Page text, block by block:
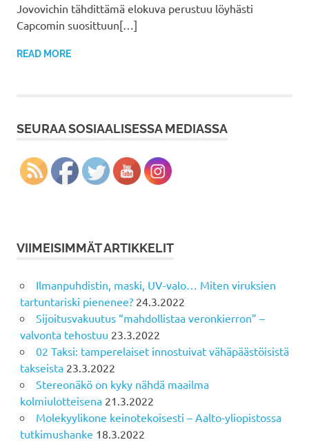
Jovovichin tähdittämä elokuva perustuu löyhästi
Capcomin suosittuun[…]
READ MORE
SEURAA SOSIAALISESSA MEDIASSA
VIIMEISIMMÄT ARTIKKELIT
Ilmanpuhdistin, maski, UV-valo… Miten viruksien
tartuntariski pienenee? 24.3.2022
Sijoitusvakuutus “mahdollistaa veronkierron” –
valvonta tehostuu 23.3.2022
02 Taksi: tamperelaiset innostuivat vähäpäästöisistä
takseista 23.3.2022
Stereonäkö on kyky nähdä maailma
kolmiulotteisena 21.3.2022
Molekyylikone keinotekoisesti – Aalto-yliopistossa
tutkimushanke 18.3.2022